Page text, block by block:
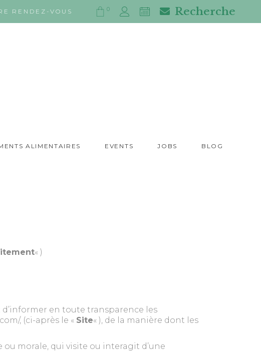
RENDEZ-VOUS 0 Recherche
ALIMENTAIRES EVENTS JOBS BLOG
« )
en toute transparence les
, (ci-après le « Site« ), de la manière dont les
morale, qui visite ou interagit d’une